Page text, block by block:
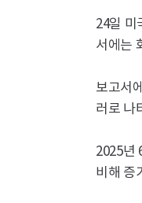
24일 미
서에는
보고서
러로 나
2025년
비해 증